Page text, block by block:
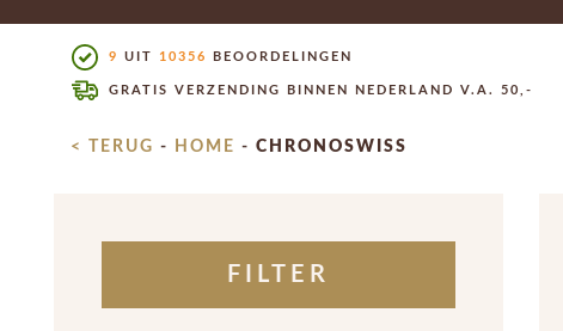
9 UIT 10356 BEOORDELINGEN
GRATIS VERZENDING BINNEN NEDERLAND V.A. 50,-
< TERUG - HOME - CHRONOSWISS
FILTER